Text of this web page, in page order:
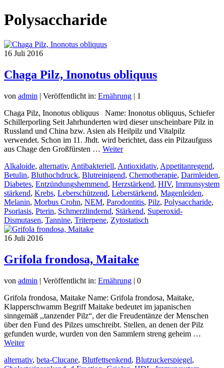
Polysaccharide
16 Juli 2016
Chaga Pilz, Inonotus obliquus
von admin | Veröffentlicht in: Ernährung | 1
Chaga Pilz, Inonotus obliquus Name: Inonotus obliquus, Schiefer
Schillerporling Seit Jahrhunderten wird dieser unscheinbare Pilz in
Russland und China bzw. Asien als Heilpilz und Vitalpilz
verwendet. Schon im 11. Jhdt. wird berichtet, dass ein Pilzaufguss
aus Chage den Großfürsten … Weiter
Alkaloide, alternativ, Antibakteriell, Antioxidativ, Appetitanregend,
Betulin, Bluthochdruck, Blutreinigend, Chemotherapie, Darmleiden,
Diabetes, Entzündungshemmend, Herzstärkend, HIV, Immunsystem
stärkend, Krebs, Leberschützend, Leberstärkend, Magenleiden,
Melanin, Morbus Crohn, NEM, Parodontitis, Pilz, Polysaccharide,
Psoriasis, Pterin, Schmerzlindernd, Stärkend, Superoxid-
Dismutasen, Tannine, Triterpene, Zytostatisch
16 Juli 2016
Grifola frondosa, Maitake
von admin | Veröffentlicht in: Ernährung | 0
Grifola frondosa, Maitake Name: Grifola frondosa, Maitake,
Klapperschwamm Begriff Maitake bedeutet im japanischen
sinngemäß ,,tanzender Pilz“, der die Freudentänze der Menschen
über den Fund des Pilzes umschreibt. Stellen, an denen der Pilz
gefunden wurde, wurden von den Sammlern streng geheim …
Weiter
alternativ, beta-Clucane, Blutfettsenkend, Blutzuckerspiegel,